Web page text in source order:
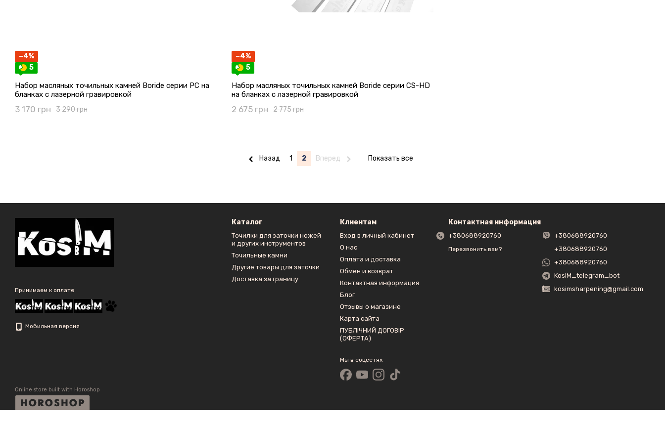
−4%
5
Набор масляных точильных камней Boride серии PC на
бланках с лазерной гравировкой
3 290 грн
3 170 грн
−4%
5
Набор масляных точильных камней Boride серии CS-HD
на бланках с лазерной гравировкой
2 775 грн
2 675 грн
Назад 1 2 Вперед Показать все
Принимаем к оплате
Мобильная версия
Online store built with Horoshop
Каталог
Точилки для заточки ножей
и других инструментов
Точильные камни
Другие товары для заточки
Доставка за границу
Клиентам
Вход в личный кабинет
О нас
Оплата и доставка
Обмен и возврат
Контактная информация
Блог
Отзывы о магазине
Карта сайта
ПУБЛІЧНИЙ ДОГОВІР
(ОФЕРТА)
Мы в соцсетях
Контактная информация
+380688920760
Перезвонить вам?
+380688920760
+380688920760
+380688920760
KosiM_telegram_bot
kosimsharpening@gmail.com